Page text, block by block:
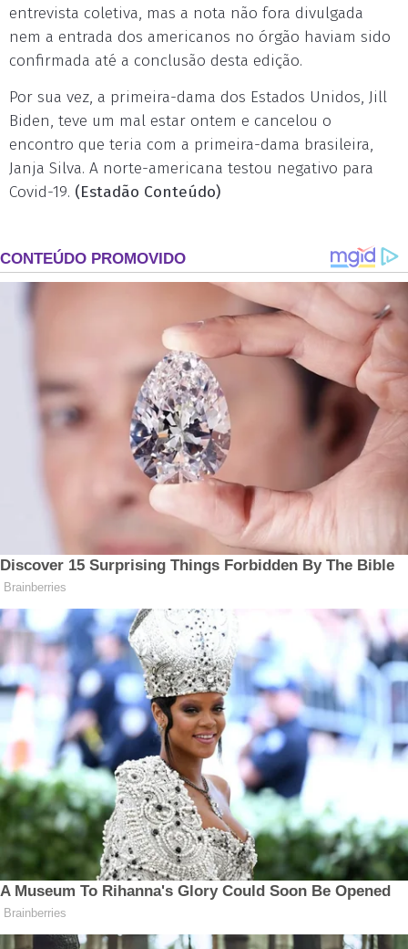
entrevista coletiva, mas a nota não fora divulgada
nem a entrada dos americanos no órgão haviam sido
confirmada até a conclusão desta edição.
Por sua vez, a primeira-dama dos Estados Unidos, Jill
Biden, teve um mal estar ontem e cancelou o
encontro que teria com a primeira-dama brasileira,
Janja Silva. A norte-americana testou negativo para
Covid-19. (Estadão Conteúdo)